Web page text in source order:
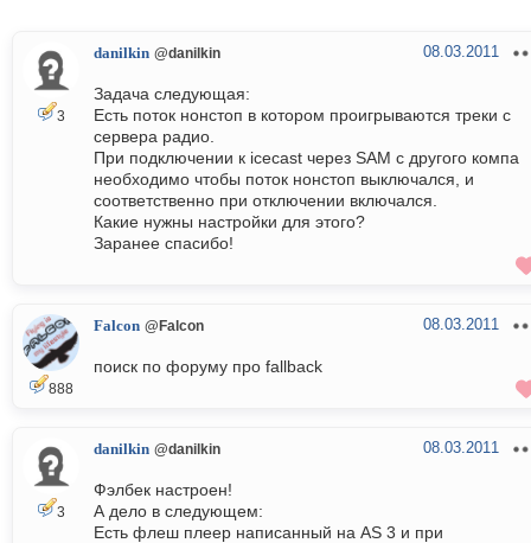
3
danilkin @danilkin 08.03.2011
Задача следующая:
Есть поток нонстоп в котором проигрываются треки с
сервера радио.
При подключении к icecast через SAM с другого компа
необходимо чтобы поток нонстоп выключался, и
соответственно при отключении включался.
Какие нужны настройки для этого?
Заранее спасибо!
888
Falcon @Falcon 08.03.2011
поиск по форуму про fallback
3
danilkin @danilkin 08.03.2011
Фэлбек настроен!
А дело в следующем:
Есть флеш плеер написанный на AS 3 и при